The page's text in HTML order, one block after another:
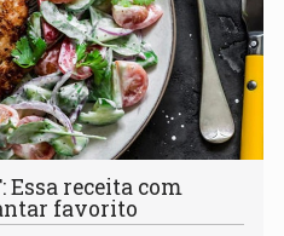
Essa receita com
favorito